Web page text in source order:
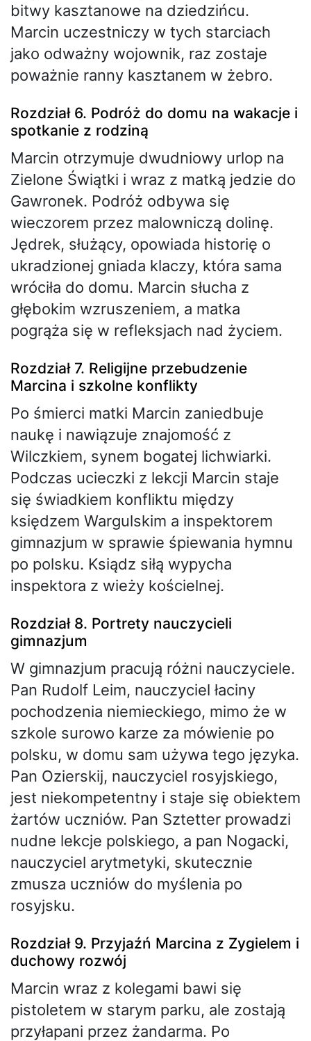
bitwy kasztanowe na dziedzińcu.
Marcin uczestniczy w tych starciach
jako odważny wojownik, raz zostaje
poważnie ranny kasztanem w żebro.
Rozdział 6. Podróż do domu na wakacje i
spotkanie z rodziną
Marcin otrzymuje dwudniowy urlop na
Zielone Świątki i wraz z matką jedzie do
Gawronek. Podróż odbywa się
wieczorem przez malowniczą dolinę.
Jędrek, służący, opowiada historię o
ukradzionej gniada klaczy, która sama
wróciła do domu. Marcin słucha z
głębokim wzruszeniem, a matka
pogrąża się w refleksjach nad życiem.
Rozdział 7. Religijne przebudzenie
Marcina i szkolne konflikty
Po śmierci matki Marcin zaniedbuje
naukę i nawiązuje znajomość z
Wilczkiem, synem bogatej lichwiarki.
Podczas ucieczki z lekcji Marcin staje
się świadkiem konfliktu między
księdzem Wargulskim a inspektorem
gimnazjum w sprawie śpiewania hymnu
po polsku. Ksiądz siłą wypycha
inspektora z wieży kościelnej.
Rozdział 8. Portrety nauczycieli
gimnazjum
W gimnazjum pracują różni nauczyciele.
Pan Rudolf Leim, nauczyciel łaciny
pochodzenia niemieckiego, mimo że w
szkole surowo karze za mówienie po
polsku, w domu sam używa tego języka.
Pan Ozierskij, nauczyciel rosyjskiego,
jest niekompetentny i staje się obiektem
żartów uczniów. Pan Sztetter prowadzi
nudne lekcje polskiego, a pan Nogacki,
nauczyciel arytmetyki, skutecznie
zmusza uczniów do myślenia po
rosyjsku.
Rozdział 9. Przyjaźń Marcina z Zygielem i
duchowy rozwój
Marcin wraz z kolegami bawi się
pistoletem w starym parku, ale zostają
przyłapani przez żandarma. Po